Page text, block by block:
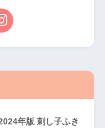
年版 刺し子ふき